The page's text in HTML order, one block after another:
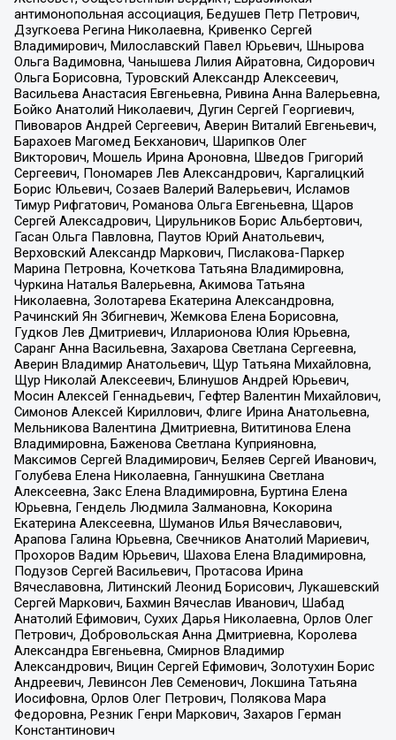
антимонопольная ассоциация, Бедушев Петр Петрович,
Дзугкоева Регина Николаевна, Кривенко Сергей
Владимирович, Милославский Павел Юрьевич, Шнырова
Ольга Вадимовна, Чанышева Лилия Айратовна, Сидорович
Ольга Борисовна, Туровский Александр Алексеевич,
Васильева Анастасия Евгеньевна, Ривина Анна Валерьевна,
Бойко Анатолий Николаевич, Дугин Сергей Георгиевич,
Пивоваров Андрей Сергеевич, Аверин Виталий Евгеньевич,
Барахоев Магомед Бекханович, Шарипков Олег
Викторович, Мошель Ирина Ароновна, Шведов Григорий
Сергеевич, Пономарев Лев Александрович, Каргалицкий
Борис Юльевич, Созаев Валерий Валерьевич, Исламов
Тимур Рифгатович, Романова Ольга Евгеньевна, Щаров
Сергей Алексадрович, Цирульников Борис Альбертович,
Гасан Ольга Павловна, Паутов Юрий Анатольевич,
Верховский Александр Маркович, Пислакова-Паркер
Марина Петровна, Кочеткова Татьяна Владимировна,
Чуркина Наталья Валерьевна, Акимова Татьяна
Николаевна, Золотарева Екатерина Александровна,
Рачинский Ян Збигневич, Жемкова Елена Борисовна,
Гудков Лев Дмитриевич, Илларионова Юлия Юрьевна,
Саранг Анна Васильевна, Захарова Светлана Сергеевна,
Аверин Владимир Анатольевич, Щур Татьяна Михайловна,
Щур Николай Алексеевич, Блинушов Андрей Юрьевич,
Мосин Алексей Геннадьевич, Гефтер Валентин Михайлович,
Симонов Алексей Кириллович, Флиге Ирина Анатольевна,
Мельникова Валентина Дмитриевна, Вититинова Елена
Владимировна, Баженова Светлана Куприяновна,
Максимов Сергей Владимирович, Беляев Сергей Иванович,
Голубева Елена Николаевна, Ганнушкина Светлана
Алексеевна, Закс Елена Владимировна, Буртина Елена
Юрьевна, Гендель Людмила Залмановна, Кокорина
Екатерина Алексеевна, Шуманов Илья Вячеславович,
Арапова Галина Юрьевна, Свечников Анатолий Мариевич,
Прохоров Вадим Юрьевич, Шахова Елена Владимировна,
Подузов Сергей Васильевич, Протасова Ирина
Вячеславовна, Литинский Леонид Борисович, Лукашевский
Сергей Маркович, Бахмин Вячеслав Иванович, Шабад
Анатолий Ефимович, Сухих Дарья Николаевна, Орлов Олег
Петрович, Добровольская Анна Дмитриевна, Королева
Александра Евгеньевна, Смирнов Владимир
Александрович, Вицин Сергей Ефимович, Золотухин Борис
Андреевич, Левинсон Лев Семенович, Локшина Татьяна
Иосифовна, Орлов Олег Петрович, Полякова Мара
Федоровна, Резник Генри Маркович, Захаров Герман
Константинович